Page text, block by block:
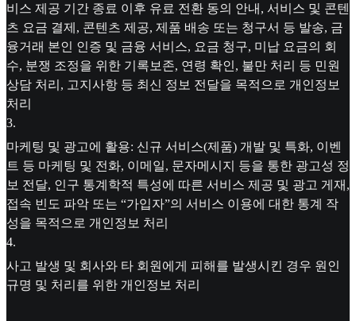
비스 제공 기간 종료 이후 유료 전환 동의 안내, 서비스 및 콘텐
츠 요금 결제, 콘텐츠 제공, 제품 배송 또는 청구서 등 발송, 금
융거래 본인 인증 및 금융 서비스, 요금 청구, 미납 요금의 회
수, 분쟁 조정을 위한 기록보존, 연령 확인, 불만 처리 등 민원
상담 처리, 고지사항 등 최신 정보 전달을 목적으로 개인정보
처리
3.
마케팅 및 광고에 활용: 신규 서비스(제품) 개발 및 특화, 이벤
트 등 마케팅 및 전화, 이메일, 문자메시지 등을 통한 광고성 정
보 전달, 인구 통계학적 특성에 따른 서비스 제공 및 광고 게재,
접속 빈도 파악 또는 “가입자”의 서비스 이용에 대한 통계 작
성을 목적으로 개인정보 처리
4.
사고 발생 및 회사와 타 회원에게 피해를 발생시킨 경우 원인
규명 및 처리를 위한 개인정보 처리